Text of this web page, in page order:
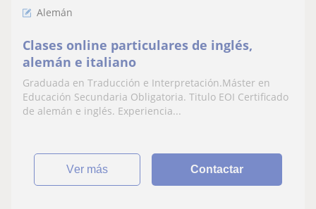
Alemán
Clases online particulares de inglés,
alemán e italiano
Graduada en Traducción e Interpretación.Máster en
Educación Secundaria Obligatoria. Titulo EOI Certificado
de alemán e inglés. Experiencia...
ver más Contactar